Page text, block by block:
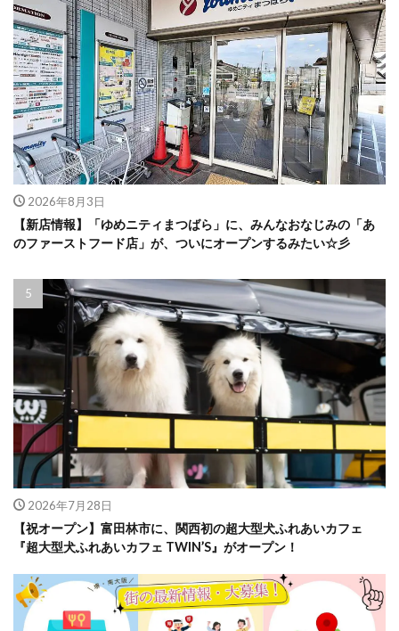
2026年8月3日
【新店情報】「ゆめニティまつばら」に、みんなおなじみの「あ
のファーストフード店」が、ついにオープンするみたい☆彡
2026年7月28日
【祝オープン】富田林市に、関西初の超大型犬ふれあいカフェ
『超大型犬ふれあいカフェ TWIN’S』がオープン！